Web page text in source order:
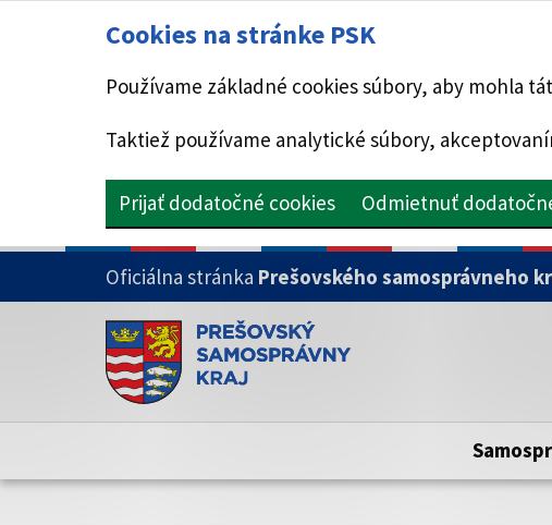
Cookies na stránke PSK
Používame základné cookies súbory, aby mohla
Taktiež používame analytické súbory,
Prijať dodatočné cookies Odmietnuť
PRESKOČIŤ NA HLAVNÝ OBSAH
Oficiálna stránka Prešovského samosprávneho
Doména psk.sk je oficiálna
Toto je oficiálna webová stránka Prešovského